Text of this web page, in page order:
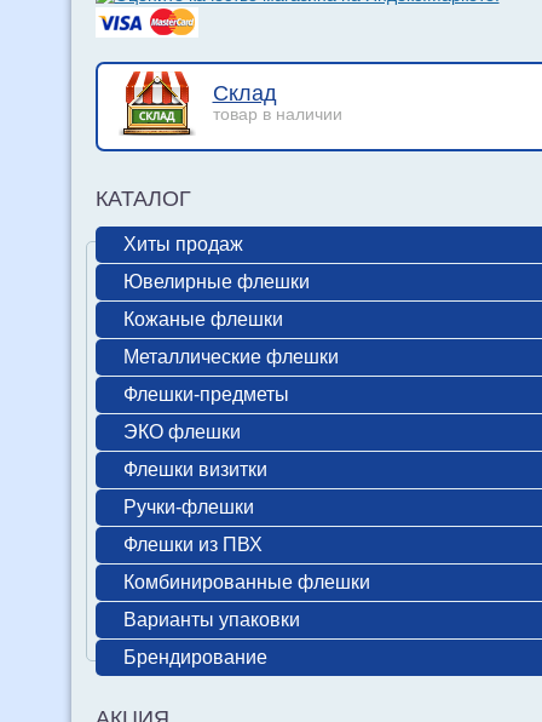
Склад
товар в наличии
КАТАЛОГ
Хиты продаж
Ювелирные флешки
Кожаные флешки
Металлические флешки
Флешки-предметы
ЭКО флешки
Флешки визитки
Ручки-флешки
Флешки из ПВХ
Комбинированные флешки
Варианты упаковки
Брендирование